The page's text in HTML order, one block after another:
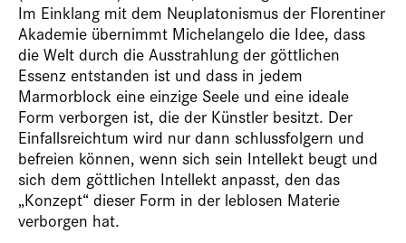
Im Einklang mit dem Neuplatonismus der Florentiner
Akademie übernimmt Michelangelo die Idee, dass
die Welt durch die Ausstrahlung der göttlichen
Essenz entstanden ist und dass in jedem
Marmorblock eine einzige Seele und eine ideale
Form verborgen ist, die der Künstler besitzt. Der
Einfallsreichtum wird nur dann schlussfolgern und
befreien können, wenn sich sein Intellekt beugt und
sich dem göttlichen Intellekt anpasst, den das
„Konzept“ dieser Form in der leblosen Materie
verborgen hat.